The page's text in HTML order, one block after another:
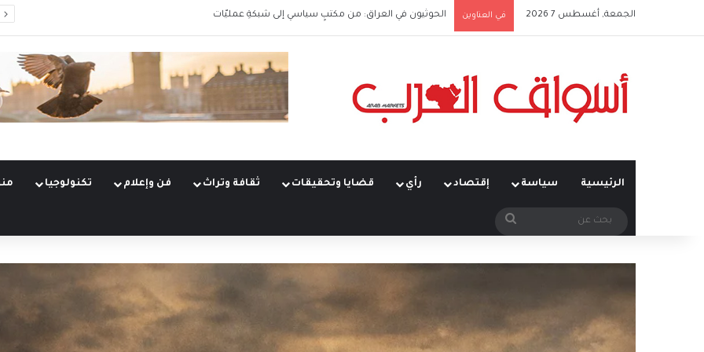
الجمعة, أغسطس 7 2026 في العناوين الحوثيون في العراق: من مكتبٍ سياسي إلى شبكةِ عمليّات
الرئيسية سياسة إقتصاد رأي قضايا وتحقيقات ثقافة وتراث فن وإعلام تكنولوجيا
بحث